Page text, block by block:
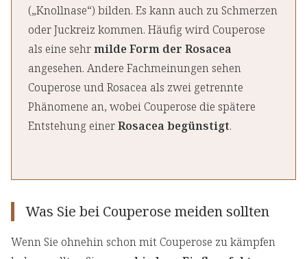
(„Knollnase“) bilden. Es kann auch zu Schmerzen
oder Juckreiz kommen. Häufig wird Couperose
als eine sehrmilde Form der Rosacea
angesehen. Andere Fachmeinungen sehen
Couperose und Rosacea als zwei getrennte
Phänomene an, wobei Couperose die spätere
Entstehung einerRosacea begünstigt.
Was Sie bei Couperose meiden sollten
Wenn Sie ohnehin schon mit Couperose zu kämpfen